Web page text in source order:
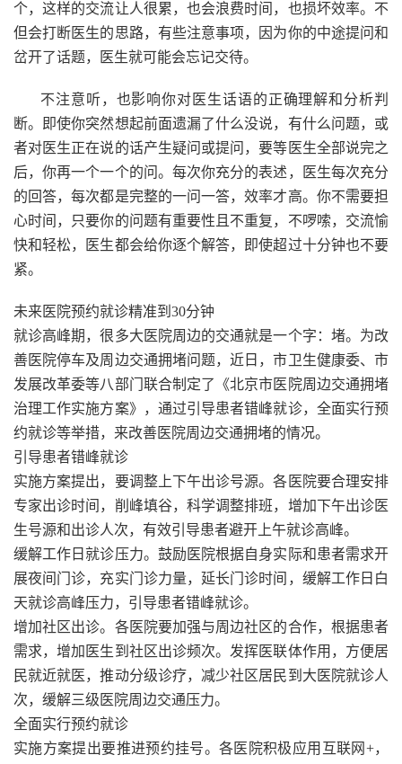
个，这样的交流让人很累，也会浪费时间，也损坏效率。不
但会打断医生的思路，有些注意事项，因为你的中途提问和
岔开了话题，医生就可能会忘记交待。
不注意听，也影响你对医生话语的正确理解和分析判
断。即使你突然想起前面遗漏了什么没说，有什么问题，或
者对医生正在说的话产生疑问或提问，要等医生全部说完之
后，你再一个一个的问。每次你充分的表述，医生每次充分
的回答，每次都是完整的一问一答，效率才高。你不需要担
心时间，只要你的问题有重要性且不重复，不啰嗦，交流愉
快和轻松，医生都会给你逐个解答，即使超过十分钟也不要
紧。
未来医院预约就诊精准到30分钟
就诊高峰期，很多大医院周边的交通就是一个字：堵。为改
善医院停车及周边交通拥堵问题，近日，市卫生健康委、市
发展改革委等八部门联合制定了《北京市医院周边交通拥堵
治理工作实施方案》，通过引导患者错峰就诊，全面实行预
约就诊等举措，来改善医院周边交通拥堵的情况。
引导患者错峰就诊
实施方案提出，要调整上下午出诊号源。各医院要合理安排
专家出诊时间，削峰填谷，科学调整排班，增加下午出诊医
生号源和出诊人次，有效引导患者避开上午就诊高峰。
缓解工作日就诊压力。鼓励医院根据自身实际和患者需求开
展夜间门诊，充实门诊力量，延长门诊时间，缓解工作日白
天就诊高峰压力，引导患者错峰就诊。
增加社区出诊。各医院要加强与周边社区的合作，根据患者
需求，增加医生到社区出诊频次。发挥医联体作用，方便居
民就近就医，推动分级诊疗，减少社区居民到大医院就诊人
次，缓解三级医院周边交通压力。
全面实行预约就诊
实施方案提出要推进预约挂号。各医院积极应用互联网+，